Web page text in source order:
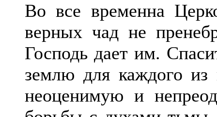
Во все временна
верных чад не
Господь дает им.
землю для каждого из
неоценимую и